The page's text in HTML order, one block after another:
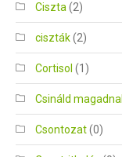
Ciszta(2)
ciszták(2)
Cortisol (1)
Csináld
Csontozat(0)